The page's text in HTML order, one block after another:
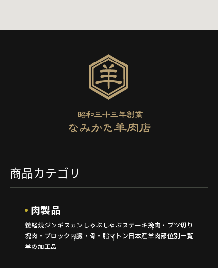
商品カテゴリ
肉製品
義経焼ジンギスカン しゃぶしゃぶステーキ挽肉・ブツ切り
塊肉・ブロック内臓・骨・脂マトン 日本産羊肉部位別一覧
羊の加工品